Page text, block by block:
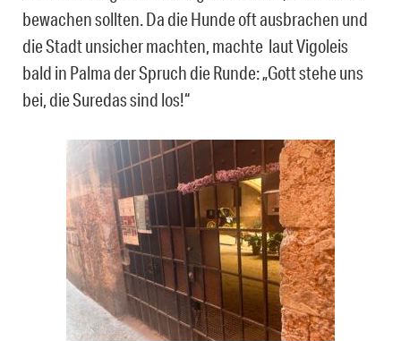
bewachen sollten. Da die Hunde oft ausbrachen und
die Stadt unsicher machten, machte laut Vigoleis
bald in Palma der Spruch die Runde: „Gott stehe uns
bei, die Suredas sind los!“